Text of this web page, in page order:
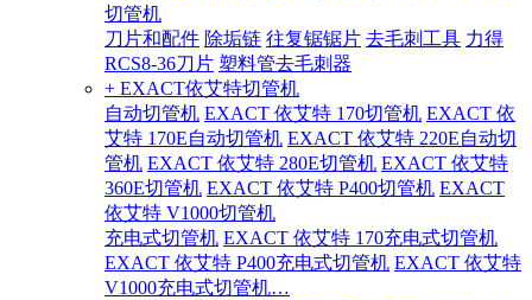
切管机
刀片和配件 除垢链 往复锯锯片 去毛刺工具 力得
RCS8-36刀片 塑料管去毛刺器
+ EXACT依艾特切管机
自动切管机 EXACT 依艾特 170切管机 EXACT 依
艾特 170E自动切管机 EXACT 依艾特 220E自动切
管机 EXACT 依艾特 280E切管机 EXACT 依艾特
360E切管机 EXACT 依艾特 P400切管机 EXACT
依艾特 V1000切管机
充电式切管机 EXACT 依艾特 170充电式切管机
EXACT 依艾特 P400充电式切管机 EXACT 依艾特
V1000充电式切管机…